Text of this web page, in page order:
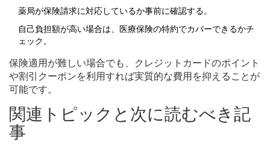
薬局が保険請求に対応しているか事前に確認する。
自己負担額が高い場合は、医療保険の特約でカバーできるかチ
ェック。
保険適用が難しい場合でも、クレジットカードのポイント
や割引クーポンを利用すれば実質的な費用を抑えることが
可能です。
関連トピックと次に読むべき記
事